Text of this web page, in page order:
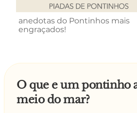
anedotas do Pontinhos mais
engraçados!
O que e um pontinho
meio do mar?